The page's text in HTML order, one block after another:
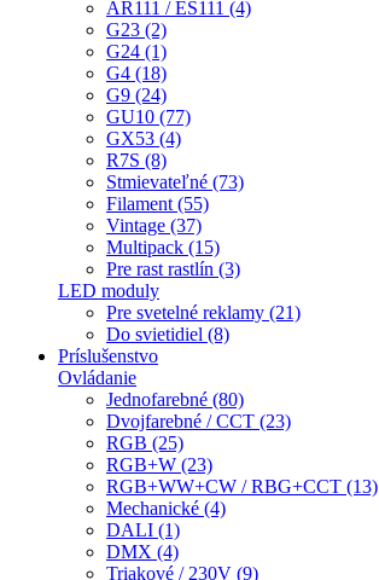
AR111 / ES111 (4)
G23 (2)
G24 (1)
G4 (18)
G9 (24)
GU10 (77)
GX53 (4)
R7S (8)
Stmievateľné (73)
Filament (55)
Vintage (37)
Multipack (15)
Pre rast rastlín (3)
LED moduly
Pre svetelné reklamy (21)
Do svietidiel (8)
Príslušenstvo
Ovládanie
Jednofarebné (80)
Dvojfarebné / CCT (23)
RGB (25)
RGB+W (23)
RGB+WW+CW / RBG+CCT (13)
Mechanické (4)
DALI (1)
DMX (4)
Triakové / 230V (9)